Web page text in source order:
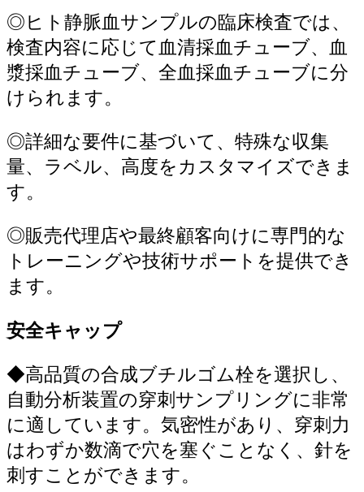
◎ヒト静脈血サンプルの臨床検査では、
検査内容に応じて血清採血チューブ、血
漿採血チューブ、全血採血チューブに分
けられます。
◎詳細な要件に基づいて、特殊な収集
量、ラベル、高度をカスタマイズできま
す。
◎販売代理店や最終顧客向けに専門的な
トレーニングや技術サポートを提供でき
ます。
安全キャップ
◆高品質の合成ブチルゴム栓を選択し、
自動分析装置の穿刺サンプリングに非常
に適しています。気密性があり、穿刺力
はわずか数滴で穴を塞ぐことなく、針を
刺すことができます。